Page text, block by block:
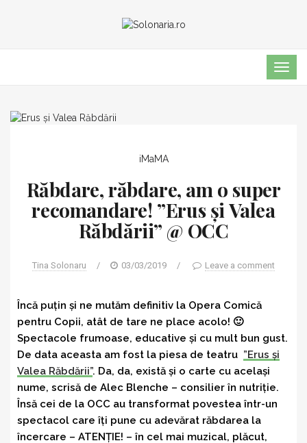
iMaMA
Răbdare, răbdare, am o super
recomandare! ”Erus și Valea
Răbdării” @ OCC
Tina Solonaru / 03/03/2019 / Leave a comment
Încă puțin și ne mutăm definitiv la Opera Comică
pentru Copii, atât de tare ne place acolo! 🙂
Spectacole frumoase, educative și cu mult bun gust.
De data aceasta am fost la piesa de teatru ”Erus și
Valea Răbdării”. Da, da, există și o carte cu același
nume, scrisă de Alec Blenche – consilier în nutriție.
Însă cei de la OCC au transformat povestea într-un
spectacol care îți pune cu adevărat răbdarea la
încercare – ATENȚIE! – în cel mai muzical, plăcut,